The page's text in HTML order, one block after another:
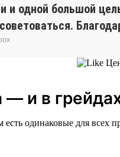
и одной большой
и в
одинаковые для всех